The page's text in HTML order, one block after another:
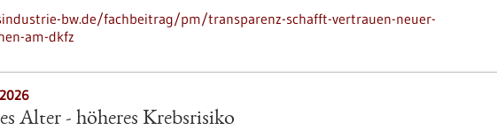
bw.de/fachbeitrag/pm/transparenz-schafft-vertrauen-neuer-
am-dkfz
Alter - höheres Krebsrisiko